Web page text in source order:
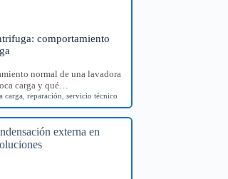
comportamiento
normal de una lavadora
carga y qué…
carga ,reparación ,servicio técnico